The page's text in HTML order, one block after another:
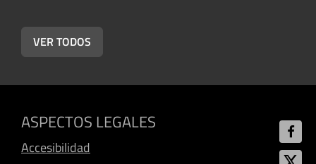
VER TODOS
ASPECTOS LEGALES
Accesibilidad